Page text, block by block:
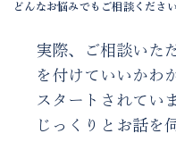
どんなお悩みでもご相談ください
実際、ご相談いた
を付けていいかわ
スタートされてい
じっくりとお話を